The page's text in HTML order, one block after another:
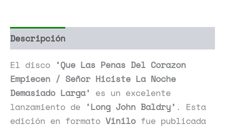
Descripción
El disco ‘Que Las Penas Del Corazon
Empiecen / Señor Hiciste La Noche
Demasiado Larga’ es un excelente
lanzamiento de ‘Long John Baldry’ . Esta
edición en formato Vinilo fue publicada